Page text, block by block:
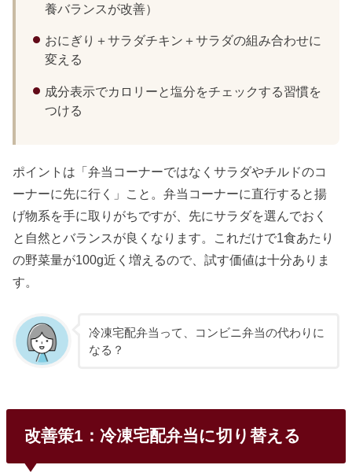
養バランスが改善）
おにぎり＋サラダチキン＋サラダの組み合わせに
変える
成分表示でカロリーと塩分をチェックする習慣を
つける
ポイントは「弁当コーナーではなくサラダやチルドのコ
ーナーに先に行く」こと。弁当コーナーに直行すると揚
げ物系を手に取りがちですが、先にサラダを選んでおく
と自然とバランスが良くなります。これだけで1食あたり
の野菜量が100g近く増えるので、試す価値は十分ありま
す。
冷凍宅配弁当って、コンビニ弁当の代わりに
なる？
改善策1：冷凍宅配弁当に切り替える